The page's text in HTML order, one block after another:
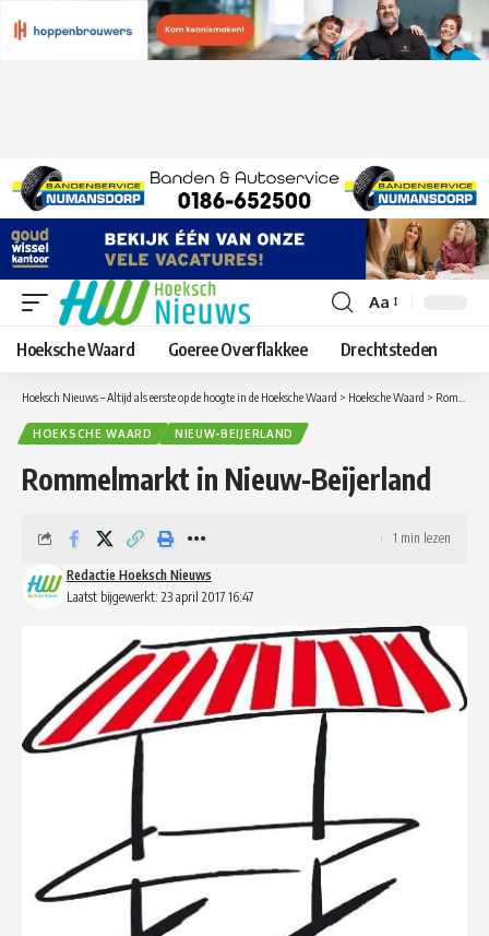
Lettergrootte
aanpassen
Aa
Hoeksche Waard Goeree Overflakkee Drechtsteden
Hoeksch Nieuws – Altijd als eerste op de hoogte in de Hoeksche Waard > Hoeksche Waard > Rommelmarkt in Nieuw-Beijerland
HOEKSCHE WAARD NIEUW-BEIJERLAND
Rommelmarkt in Nieuw-Beijerland
Laatst bijgewerkt: 23 april 2017 16:47
Redactie Hoeksch Nieuws
1 min lezen